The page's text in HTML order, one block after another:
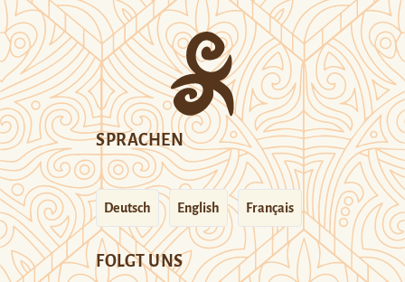
SPRACHEN
Deutsch English Français
FOLGT UNS